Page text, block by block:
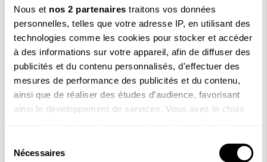
Nous et nos 2 partenaires traitons vos données
personnelles, telles que votre adresse IP, en utilisant des
technologies comme les cookies pour stocker et accéder
à des informations sur votre appareil, afin de diffuser des
publicités et du contenu personnalisés, d'effectuer des
mesures de performance des publicités et du contenu,
ainsi que de réaliser des études d’audience, favorisant
ainsi le développement de services. Vous avez le choix
tout moment en consultant la Déclaration relative aux
Nécessaires
passionnés.
Un rendez-vous à ne pas manquer pour vivre mille
rencontres insolites, en partant à la rencontre d’animaux
petits et grands ou de plantes incroyables qui vivent tout
près de chez vous.
TOUS LES DEUX MOIS :
Un grand dossier de saison richement illustré
Des récits et témoignages